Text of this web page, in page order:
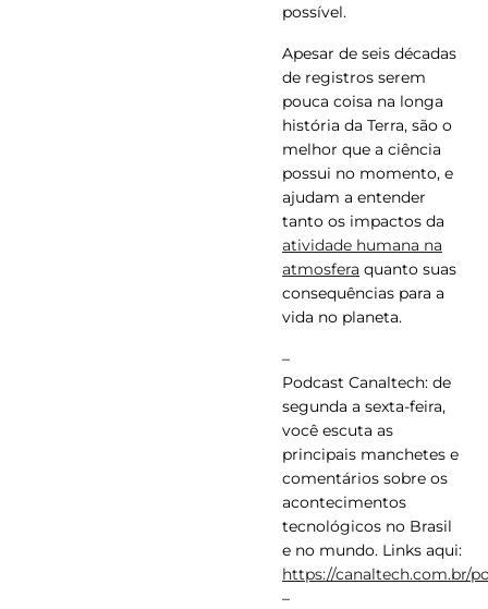
possível.
Apesar de seis décadas
de registros serem
pouca coisa na longa
história da Terra, são o
melhor que a ciência
possui no momento, e
ajudam a entender
tanto os impactos da
atividade humana na
atmosfera quanto suas
consequências para a
vida no planeta.
–
Podcast Canaltech: de
segunda a sexta-feira,
você escuta as
principais manchetes e
comentários sobre os
acontecimentos
tecnológicos no Brasil
e no mundo. Links aqui:
https://canaltech.com.br/
–